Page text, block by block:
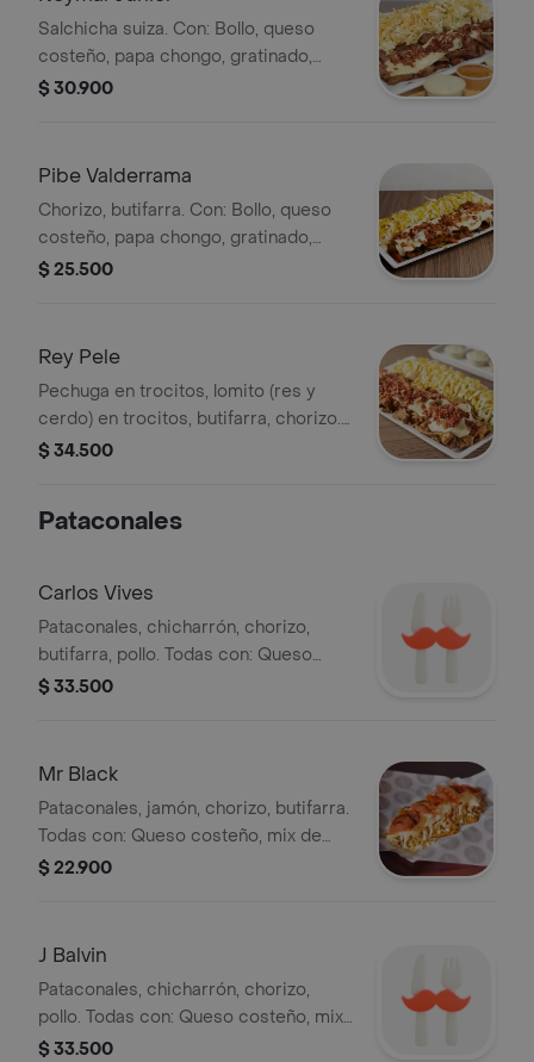
Salchicha suiza. Con: Bollo, queso
costeño, papa chongo, gratinado,
tocineta, salsa de piña artesanal y
$ 30.900
Pibe Valderrama
Chorizo, butifarra. Con: Bollo, queso
costeño, papa chongo, gratinado,
tocineta, salsa de piña artesanal y
$ 25.500
Rey Pele
Pechuga en trocitos, lomito (res y
cerdo) en trocitos, butifarra, chorizo.
Con: Bollo, queso costeño, papa
$ 34.500
Pataconales
Carlos Vives
Pataconales, chicharrón, chorizo,
butifarra, pollo. Todas con: Queso
costeño, mix de lechuga, papa
$ 33.500
Mr Black
Pataconales, jamón, chorizo, butifarra.
Todas con: Queso costeño, mix de
lechuga, papa chongo, gratinado,
$ 22.900
J Balvin
Pataconales, chicharrón, chorizo,
pollo. Todas con: Queso costeño, mix
de lechuga, papa chongo, gratinado,
$ 33.500